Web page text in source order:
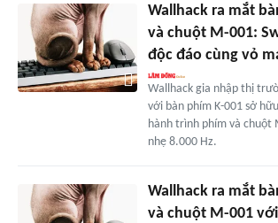
Wallhack ra mắt
và chuột M-001:
độc đáo cùng vỏ
Wallhack gia nhập thị
với bàn phím K-001 sở
hành trình phím và chuột
nhẹ 8.000 Hz.
Wallhack ra mắt
và chuột M-001